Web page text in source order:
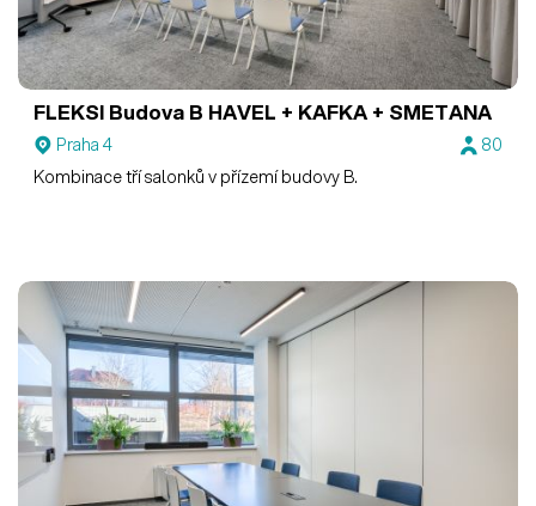
FLEKSI Budova B HAVEL + KAFKA + SMETANA
Praha 4
80
Kombinace tří salonků v přízemí budovy B.